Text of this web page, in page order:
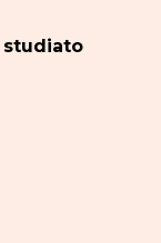
studiato